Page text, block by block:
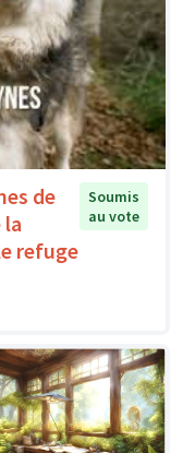
de
refuge
Soumis
au vote